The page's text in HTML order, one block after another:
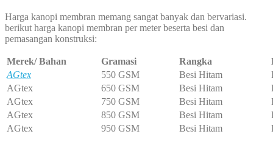
Harga kanopi membran memang sangat banyak dan bervariasi.
berikut harga kanopi membran per meter beserta besi dan
pemasangan konstruksi:
Merek/ Bahan Gramasi Rangka
AGtex
550 GSM Besi Hitam
AGtex
650 GSM Besi Hitam
AGtex
750 GSM Besi Hitam
AGtex
850 GSM Besi Hitam
AGtex
950 GSM Besi Hitam